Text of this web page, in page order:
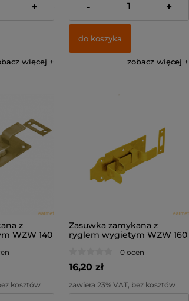
10,43 zł
+
więcej
Cena netto:
13,91 zł
- +
do koszyka
zobacz więcej
z
WZW 140
kosztów
Zasuwka zamykana z
ryglem wygietym WZW 160
0 ocen
16,20 zł
zawiera 23% VAT, bez kosztów
dostawy